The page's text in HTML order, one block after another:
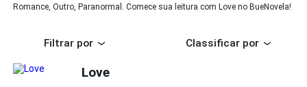
Romance, Outro, Paranormal. Comece sua leitura com Love no BueNovela!
Filtrar por Classificar por
Love